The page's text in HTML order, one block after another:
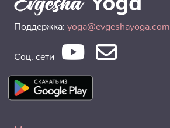
Поддержка: yoga@evgeshayoga.com
Соц. сети